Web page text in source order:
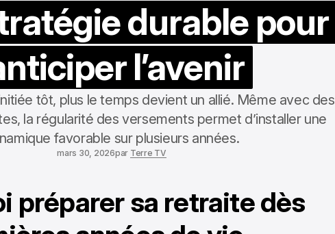
durable pour
l’avenir
tôt, plus le temps devient un allié. Même avec des
la régularité des versements permet d’installer une
favorable sur plusieurs années.
mars 30, 2026par Terre TV
préparer sa retraite dès